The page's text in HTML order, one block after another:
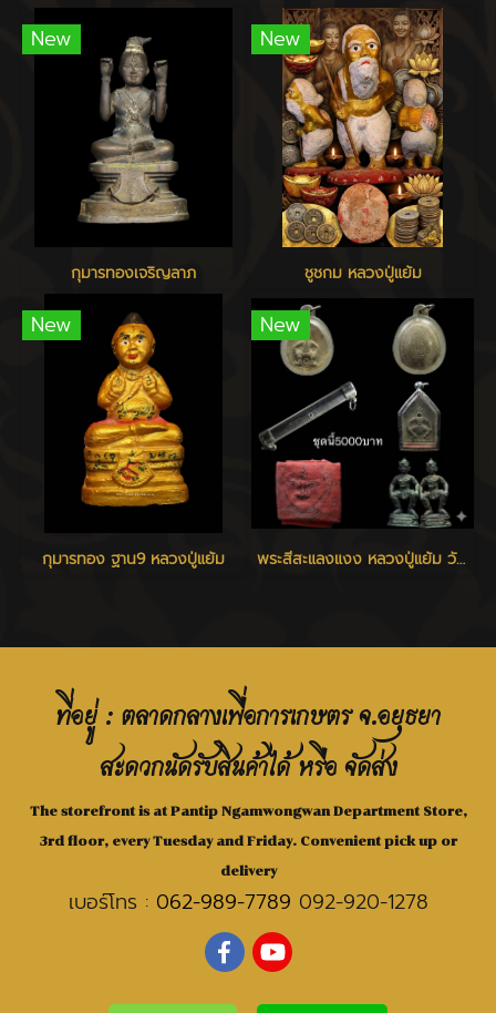
New
กุมารทองเจริญลาภ
New
ชูชกม หลวงปู่แย้ม
New
กุมารทอง ฐาน9 หลวงปู่แย้ม
New
พระสีสะแลงแงง หลวงปู่แย้ม วัดสามง่าม
ที่อยู่ : ตลาดกลางเพื่อการเกษตร จ.อยุธยา
สะดวกนัดรับสินค้าได้ หรือ จัดส่ง
The storefront is at Pantip Ngamwongwan Department Store,
3rd floor, every Tuesday and Friday. Convenient pick up or
delivery
เบอร์โทร : 062-989-7789 092-920-1278